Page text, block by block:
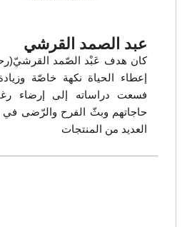
عبد الصمد القرشي
كان هدف عَبْد الصّمد
إعطاء الحياة نكهة خاصّة
فسعت دراساته إلى إرضاء
حاجاتهم وبثّ الفرح والرّضى
العديد من المنتجات